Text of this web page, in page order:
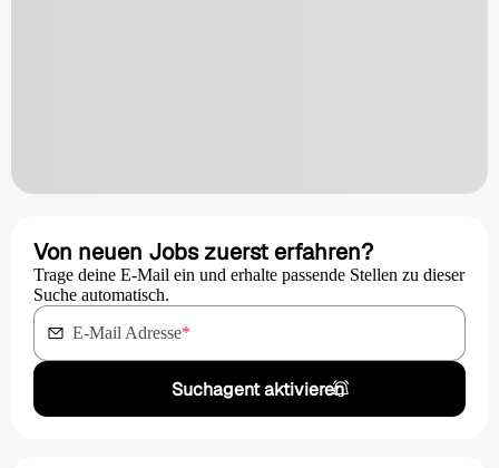
Von neuen Jobs zuerst erfahren?
Trage deine E-Mail ein und erhalte passende Stellen zu dieser
Suche automatisch.
E-Mail Adresse*
Suchagent aktivieren